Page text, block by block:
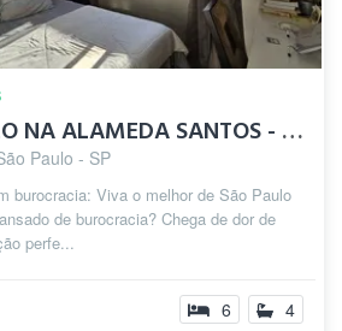
QUARTO AMPLO NA ALAMEDA SANTOS - JARDINS (TUDO INCLUSO)
Paulo - SP
burocracia: Viva o melhor de São Paulo
de burocracia? Chega de dor de
perfe...
6 4